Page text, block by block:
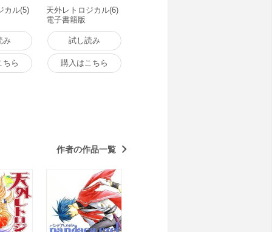
カル(5)
み
ちら
天外レトロジカル(6)
電子書籍版
試し読み
購入はこちら
作者の作品一覧